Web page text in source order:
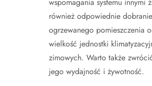
również odpowiednie
ogrzewanego pomieszczenia
wielkość jednostki
zimowych. Warto także
jego wydajność i żywotność.